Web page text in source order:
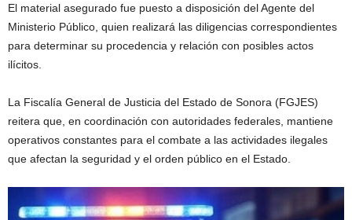
El material asegurado fue puesto a disposición del Agente del
Ministerio Público, quien realizará las diligencias correspondientes
para determinar su procedencia y relación con posibles actos
ilícitos.
La Fiscalía General de Justicia del Estado de Sonora (FGJES)
reitera que, en coordinación con autoridades federales, mantiene
operativos constantes para el combate a las actividades ilegales
que afectan la seguridad y el orden público en el Estado.